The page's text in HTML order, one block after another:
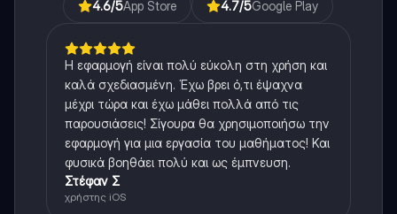
4.6/5App Store 4.7/5Google Play
Η εφαρμογή είναι πολύ εύκολη στη χρήση και
καλά σχεδιασμένη. Έχω βρει ό,τι έψαχνα
μέχρι τώρα και έχω μάθει πολλά από τις
παρουσιάσεις! Σίγουρα θα χρησιμοποιήσω την
εφαρμογή για μια εργασία του μαθήματος! Και
φυσικά βοηθάει πολύ και ως έμπνευση.
Στέφαν Σ
χρήστης iOS